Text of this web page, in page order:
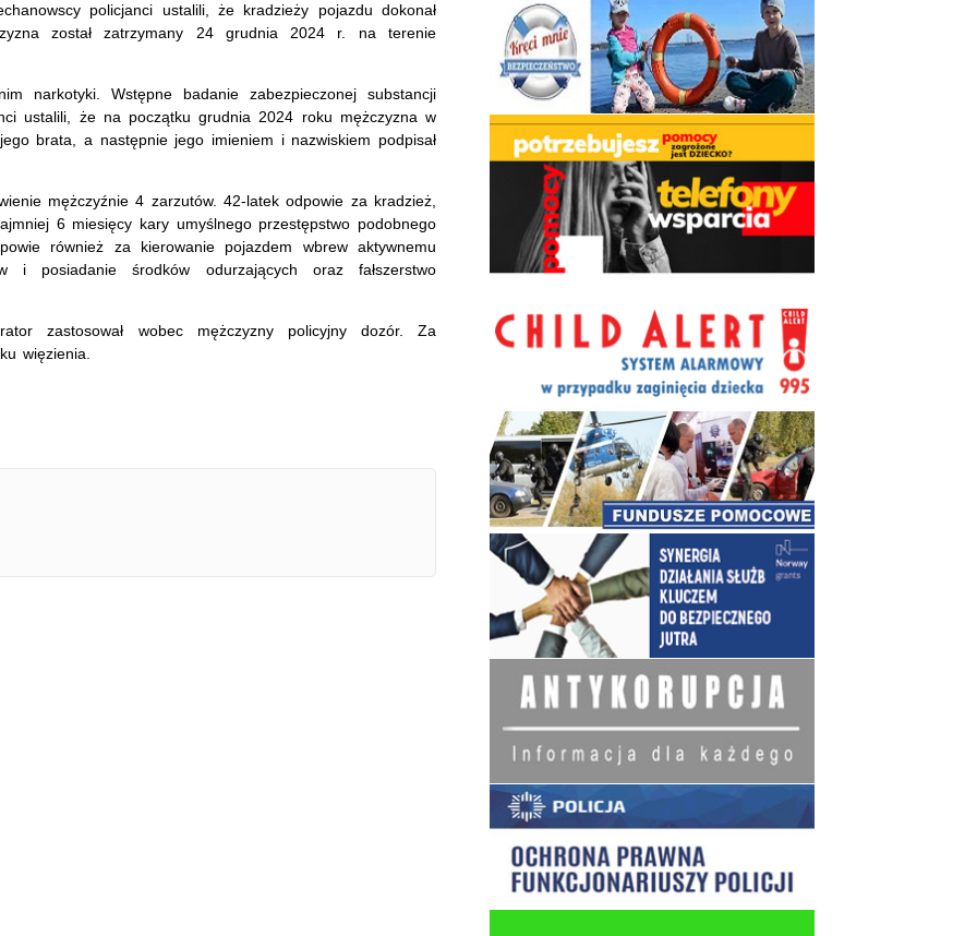
policjanci ustalili, że kradzieży pojazdu dokonał
został zatrzymany 24 grudnia 2024 r. na terenie
narkotyki. Wstępne badanie zabezpieczonej substancji
ustalili, że na początku grudnia 2024 roku mężczyzna w
brata, a następnie jego imieniem i nazwiskiem podpisał
mężczyźnie 4 zarzutów. 42-latek odpowie za kradzież,
6 miesięcy kary umyślnego przestępstwo podobnego
również za kierowanie pojazdem wbrew aktywnemu
i posiadanie środków odurzających oraz fałszerstwo
zastosował wobec mężczyzny policyjny dozór. Za
więzienia.